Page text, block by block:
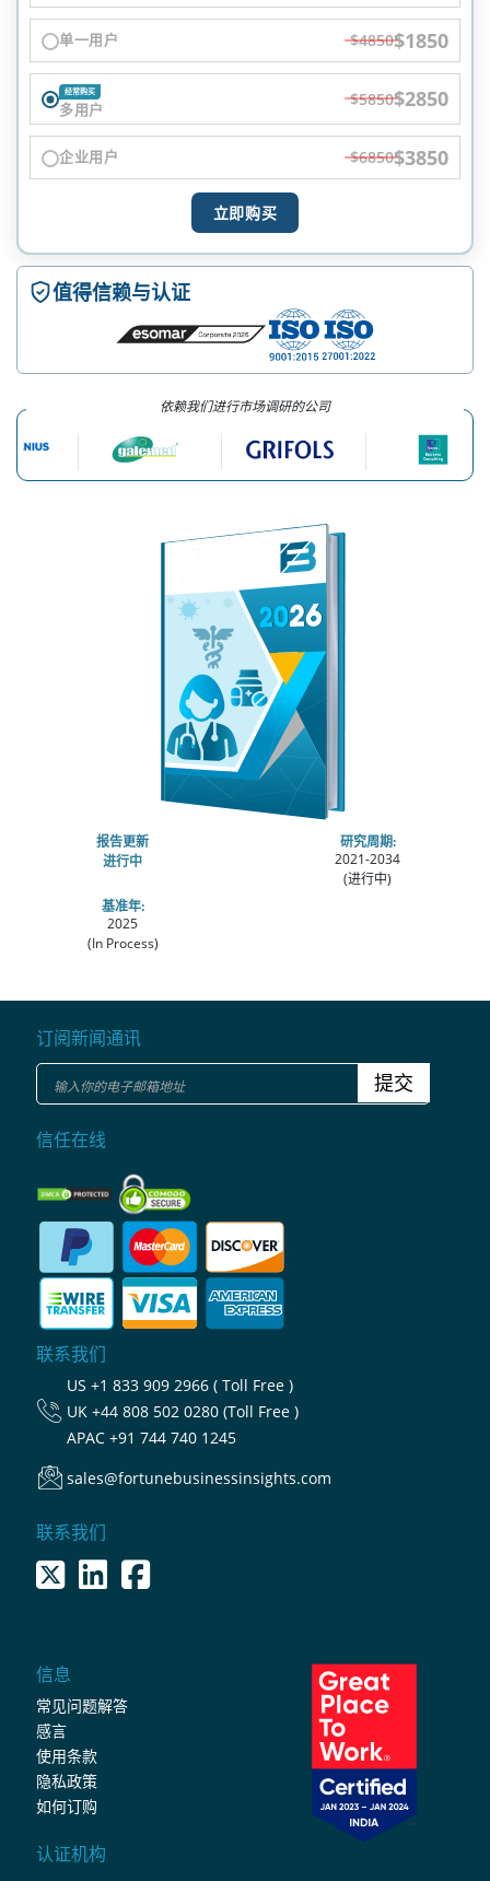
单一用户 $4850$1850
经常购买
多用户 $5850$2850
企业用户 $6850$3850
立即购买
值得信赖与认证
依赖我们进行市场调研的公司
报告更新
进行中
研究周期:
2021-2034
(进行中)
基准年:
2025
(In Process)
订阅新闻通讯
提交
信任在线
联系我们
US +1 833 909 2966 ( Toll Free )
UK +44 808 502 0280 (Toll Free )
APAC +91 744 740 1245
sales@fortunebusinessinsights.com
联系我们
信息
常见问题解答
感言
使用条款
隐私政策
如何订购
认证机构